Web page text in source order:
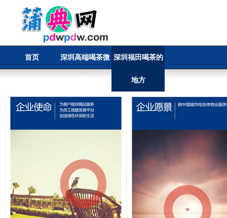
首页 深圳高端喝茶微 深圳福田喝茶的
地方